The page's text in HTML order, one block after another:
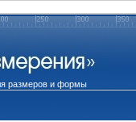
размеров и формы